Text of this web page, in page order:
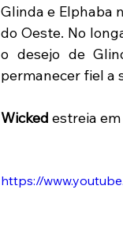
Glinda e Elphaba
do Oeste. No
o desejo de
permanecer fiel a
Wicked estreia
https://